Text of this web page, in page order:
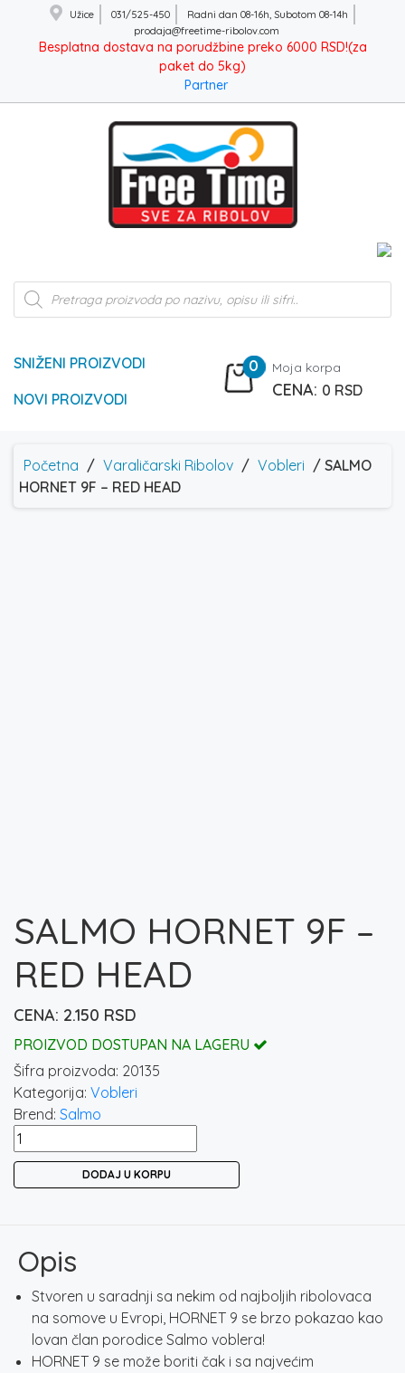
Užice 031/525-450
Radni dan 08-16h, Subotom 08-14h
prodaja@freetime-ribolov.com
Besplatna dostava na porudžbine preko 6000 RSD!(za
paket do 5kg)
Partner
Products
search
SNIŽENI PROIZVODI
NOVI PROIZVODI
0 Moja korpa
0 RSD
Početna / Varaličarski Ribolov / Vobleri / SALMO
HORNET 9F – RED HEAD
SALMO HORNET 9F –
RED HEAD
2.150 RSD
PROIZVOD DOSTUPAN NA LAGERU
Šifra proizvoda: 20135
Kategorija: Vobleri
Brend: Salmo
SALMO
HORNET
količina
DODAJ U KORPU
Opis
Stvoren u saradnji sa nekim od najboljih ribolovaca
na somove u Evropi, HORNET 9 se brzo pokazao kao
lovan član porodice Salmo voblera!
HORNET 9 se može boriti čak i sa najvećim